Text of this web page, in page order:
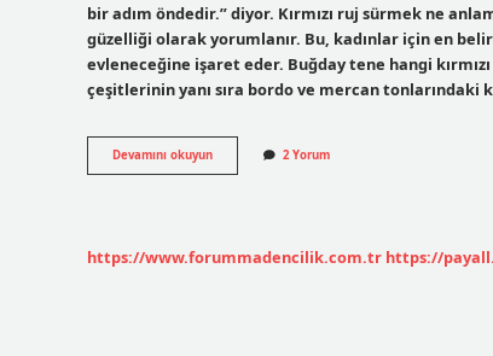
bir adım öndedir.” diyor. Kırmızı ruj sürmek ne
güzelliği olarak yorumlanır. Bu, kadınlar için en
evleneceğine işaret eder. Buğday tene hangi
çeşitlerinin yanı sıra bordo ve mercan tonlarındaki
Devamını okuyunKırmızı
Ruj
2 Yorum
https://www.forummadencilik.com.tr https://